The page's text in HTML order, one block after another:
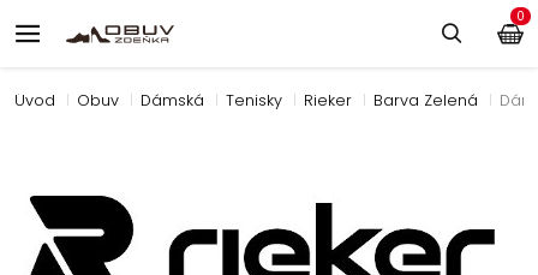
Úvod Obuv Dámská Tenisky Rieker Barva Zelená
0